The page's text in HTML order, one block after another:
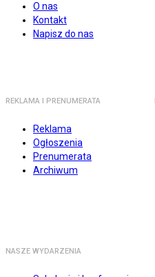
O nas
Kontakt
Napisz do nas
REKLAMA I PRENUMERATA
Reklama
Ogłoszenia
Prenumerata
Archiwum
NASZE WYDARZENIA